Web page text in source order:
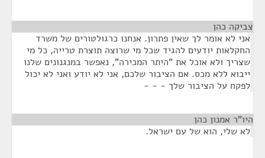
צביקה כהן
אני לא אומר לך שאין פתרון. אנחנו כרגולטורים של משרד
החקלאות יודעים להגיד שכל מי שרוצה תוצרת טרייה, כל מי
שצריך ולא אוכל את "היתר המכירה", נאפשר במנגנונים שלנו
ייבוא ללא מכס. אם הציבור שלכם, אני לא יודע ואני לא יכול
לפקח על הציבור שלך - - -
היו"ר אמנון כהן
לא שלי, הוא של עם ישראל.